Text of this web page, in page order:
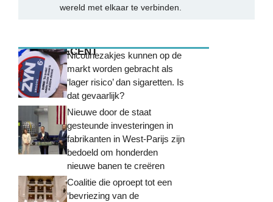
wereld met elkaar te verbinden.
MEEST RECENTNicotinezakjes kunnen op de
markt worden gebracht als
‘lager risico’ dan sigaretten. Is
dat gevaarlijk?
Nieuwe door de staat
gesteunde investeringen in
fabrikanten in West-Parijs zijn
bedoeld om honderden
nieuwe banen te creëren
Coalitie die oproept tot een
‘bevriezing van de